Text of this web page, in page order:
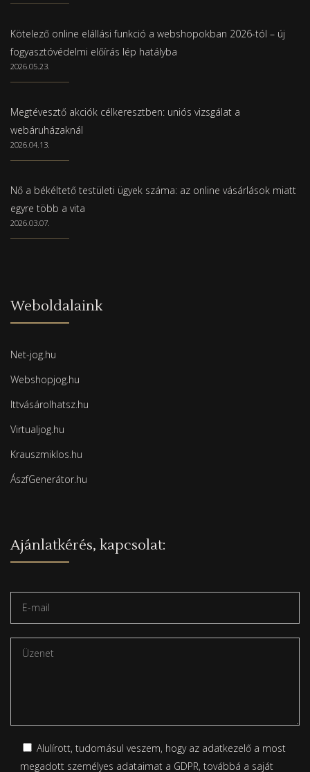
Kötelező online elállási funkció a webshopokban 2026-tól – új
fogyasztóvédelmi előírás lép hatályba
2026.05.23.
Megtévesztő akciók célkeresztben: uniós vizsgálat a
webáruházaknál
2026.04.13.
Nő a békéltető testületi ügyek száma: az online vásárlások miatt
egyre több a vita
2026.03.07.
Weboldalaink
Net-jog.hu
Webshopjog.hu
Ittvásárolhatsz.hu
Virtualjog.hu
Krauszmiklos.hu
ÁszfGenerátor.hu
Ajánlatkérés, kapcsolat:
Alulírott, tudomásul veszem, hogy az adatkezelő a most
megadott személyes adataimat a GDPR, továbbá a saját